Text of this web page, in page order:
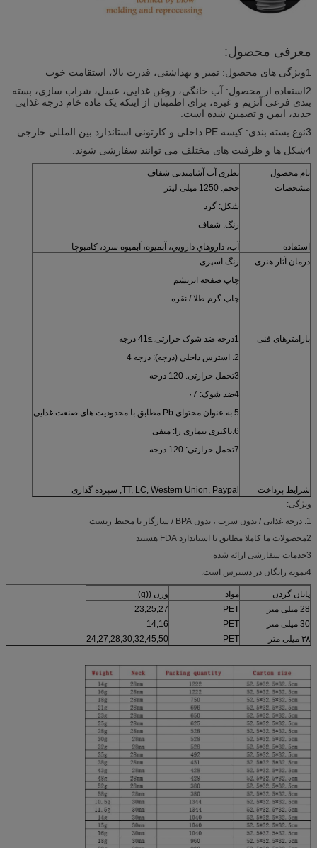
معرفی محصول:
1ویژگی های محصول: تمیز و بهداشتی، قدرت بالا، استقامت خوب
2استفاده از محصول: آب خانگی، روغن غذایی، عسل، شراب سازی، بسته
بندی فرعی آنزیم و غیره، برای اطمینان از اینکه یک ماده خام درجه غذایی
جدید، ایمن و تضمین شده است.
3نوع بسته بندی: کیسه PE داخلی و کارتونی استاندارد بین المللی خارجی.
4شکل ها و ظرفیت های مختلف می توانند سفارشی شوند.
نام محصول
بطری آب آشامیدنی شفاف
مشخصات
حجم: 1250 میلی لیتر
شکل: گرد
رنگ: شفاف
استفاده
آب، داروهاي دارويي، آبميوه، آبميوه سرد، کامبوچا
درمان آثار هنری
رنگ اسپری
چاپ صفحه ابریشم
چاپ گرم طلا / نقره
پارامترهای فنی
1درجه ضد شوک حرارتی:≥41 درجه
2. استرس داخلی (درجه): درجه 4
3تحمل حرارتی: 120 درجه
4ضد شوک: ۰7
5.به عنوان محتوای Pb مطابق با محدودیت های صنعت غذایی
6.باکتری بیماری زا: منفی
7تحمل حرارتی: 120 درجه
شرایط پرداخت
TT, LC, Western Union, Paypal, سپرده گذاری
ویژگی:
1. درجه غذایی / بدون سرب ، بدون BPA / سازگار با محیط زیست
2محصولات ما کاملا مطابق با استاندارد FDA هستند
3خدمات سفارشی ارائه شده
4نمونه رایگان در دسترس است.
پایان گردن مواد
وزن ((g)
28 میلی متر
PET
23,25,27
30 میلی متر
PET
14,16
۳۸ میلی متر
PET
24,27,28,30,32,45,50